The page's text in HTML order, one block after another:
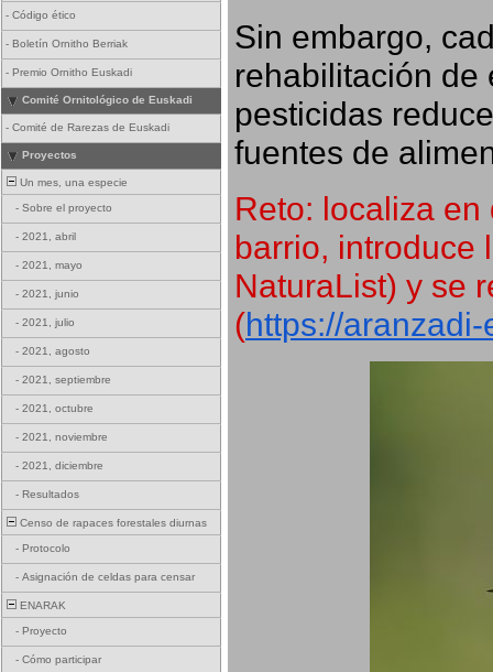
- Código ético
- Boletín Ornitho Berriak
- Premio Ornitho Euskadi
Comité Ornitológico de Euskadi
- Comité de Rarezas de Euskadi
Proyectos
Un mes, una especie
- Sobre el proyecto
- 2021, abril
- 2021, mayo
- 2021, junio
- 2021, julio
- 2021, agosto
- 2021, septiembre
- 2021, octubre
- 2021, noviembre
- 2021, diciembre
- Resultados
Censo de rapaces forestales diurnas
- Protocolo
- Asignación de celdas para censar
ENARAK
- Proyecto
- Cómo participar
Sin embargo,
rehabilitación de
pesticidas
fuentes de
Reto: localiza
barrio, introduce
NaturaList) y se
(https://